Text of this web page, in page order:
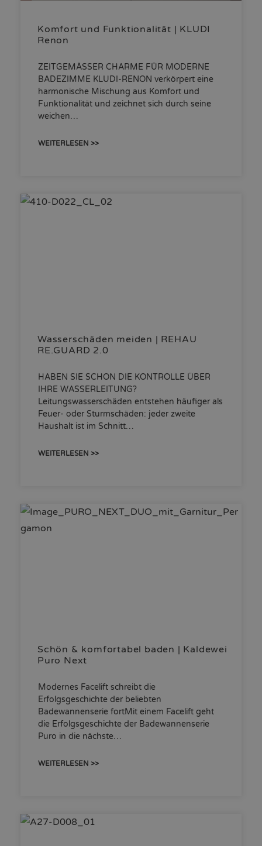
Komfort und Funktionalität | KLUDI
Renon
ZEITGEMÄSSER CHARME FÜR MODERNE
BADEZIMME KLUDI-RENON verkörpert eine
harmonische Mischung aus Komfort und
Funktionalität und zeichnet sich durch seine
weichen…
WEITERLESEN >>
Wasserschäden meiden | REHAU
RE.GUARD 2.0
HABEN SIE SCHON DIE KONTROLLE ÜBER
IHRE WASSERLEITUNG?
Leitungswasserschäden entstehen häufiger als
Feuer- oder Sturmschäden: jeder zweite
Haushalt ist im Schnitt…
WEITERLESEN >>
Schön & komfortabel baden | Kaldewei
Puro Next
Modernes Facelift schreibt die
Erfolgsgeschichte der beliebten
Badewannenserie fortMit einem Facelift geht
die Erfolgsgeschichte der Badewannenserie
Puro in die nächste…
WEITERLESEN >>